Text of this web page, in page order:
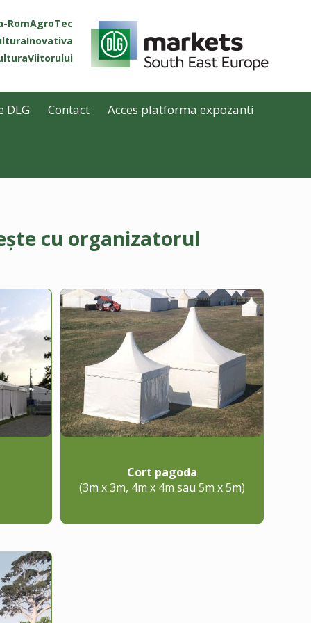
RomAgroTec
DLG Contact Acces platforma expozanti
cu organizatorul
Cort pagoda
(3m x 3m, 4m x 4m sau 5m x 5m)